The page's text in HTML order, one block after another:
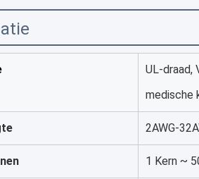
UL-draad,
medische
2AWG-
1 Kern ~